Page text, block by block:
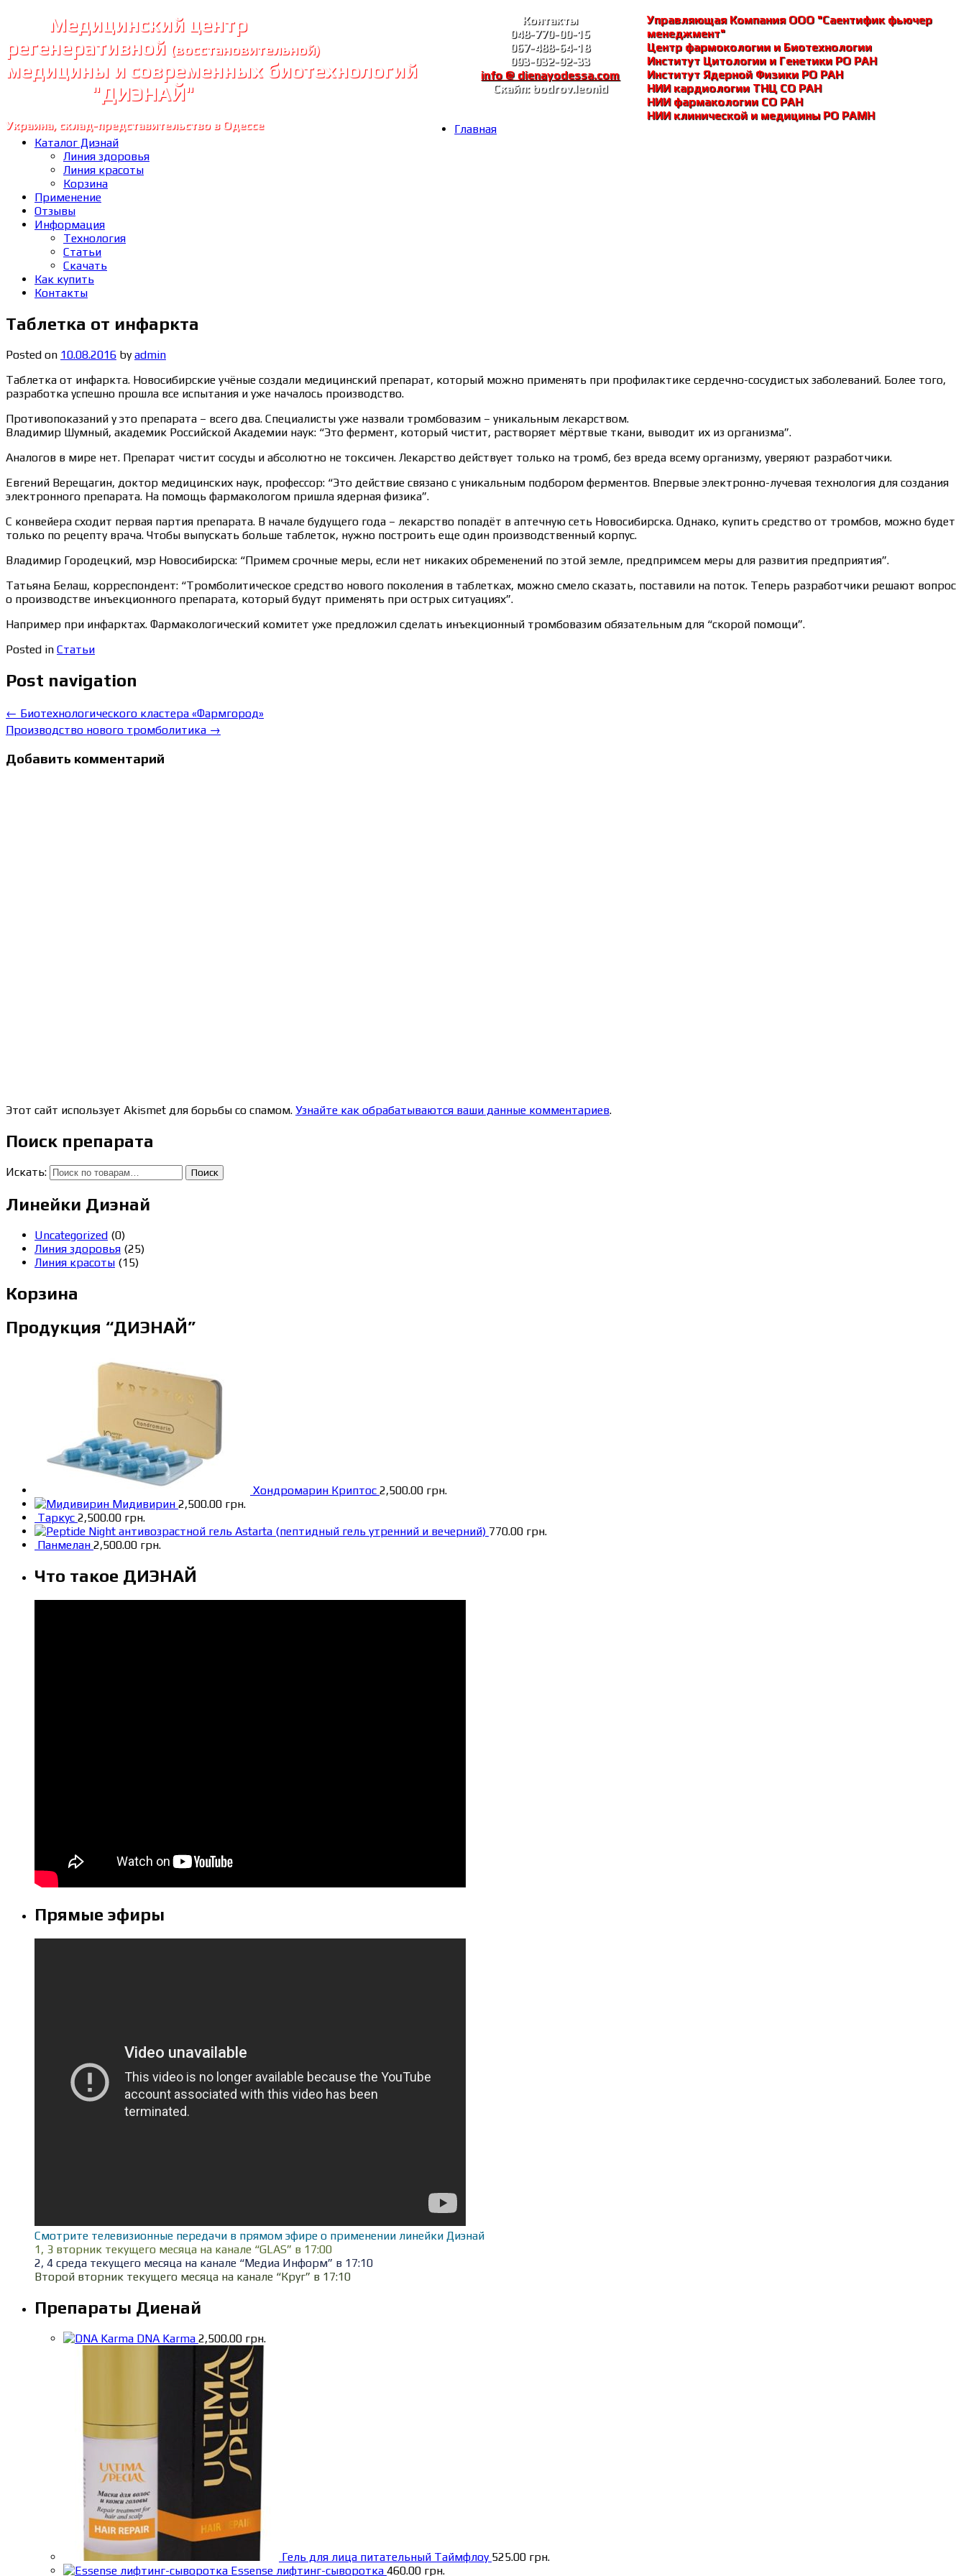
Медицинский центр
регенеративной (восстановительной)
медицины и современных биотехнологий
"ДИЭНАЙ"
Украина, склад-представительство в Одессе
Контакты
048-770-00-15
067-488-64-18
093-032-92-33
info @ dienayodessa.com
Скайп: bodrov.leonid
Управляющая Компания ООО "Саентифик фьючер
менеджмент"
Центр фармокологии и Биотехнологии
Институт Цитологии и Генетики РО РАH
Институт Ядерной Физики РО РАH
НИИ кардиологии ТНЦ СО РАH
НИИ фармакологии СО РАH
НИИ клинической и медицины РО РАМH
Главная
Каталог Диэнай
Линия здоровья
Линия красоты
Корзина
Применение
Отзывы
Информация
Технология
Статьи
Скачать
Как купить
Контакты
Таблетка от инфаркта
Posted on 10.08.2016 byadmin
Таблетка от инфаркта. Новосибирские учёные создали медицинский препарат, который можно применять при профилактике сердечно-сосудистых заболеваний. Более того,
разработка успешно прошла все испытания и уже началось производство.
Противопоказаний у это препарата – всего два. Специалисты уже назвали тромбовазим – уникальным лекарством.
Владимир Шумный, академик Российской Академии наук: “Это фермент, который чистит, растворяет мёртвые ткани, выводит их из организма”.
Аналогов в мире нет. Препарат чистит сосуды и абсолютно не токсичен. Лекарство действует только на тромб, без вреда всему организму, уверяют разработчики.
Евгений Верещагин, доктор медицинских наук, профессор: “Это действие связано с уникальным подбором ферментов. Впервые электронно-лучевая технология для создания
электронного препарата. На помощь фармакологом пришла ядерная физика”.
С конвейера сходит первая партия препарата. В начале будущего года – лекарство попадёт в аптечную сеть Новосибирска. Однако, купить средство от тромбов, можно будет
только по рецепту врача. Чтобы выпускать больше таблеток, нужно построить еще один производственный корпус.
Владимир Городецкий, мэр Новосибирска: “Примем срочные меры, если нет никаких обременений по этой земле, предпримсем меры для развития предприятия”.
Татьяна Белаш, корреспондент: “Тромболитическое средство нового поколения в таблетках, можно смело сказать, поставили на поток. Теперь разработчики решают вопрос
о производстве инъекционного препарата, который будут применять при острых ситуациях”.
Например при инфарктах. Фармакологический комитет уже предложил сделать инъекционный тромбовазим обязательным для “скорой помощи”.
Posted in Статьи
Post navigation
← Биотехнологического кластера «Фармгород»
Производство нового тромболитика →
Добавить комментарий
Этот сайт использует Akismet для борьбы со спамом. Узнайте как обрабатываются ваши данные комментариев.
Поиск препарата
Искать: Поиск
Линейки Диэнай
Uncategorized (0)
Линия здоровья (25)
Линия красоты (15)
Корзина
Продукция “ДИЭНАЙ”
Хондромарин Криптос 2,500.00 грн.
Мидивирин 2,500.00 грн.
Таркус 2,500.00 грн.
Astarta (пептидный гель утренний и вечерний) 770.00 грн.
Панмелан 2,500.00 грн.
Что такое ДИЭНАЙ
Прямые эфиры
Смотрите телевизионные передачи в прямом эфире о применении линейки Диэнай
1, 3 вторник текущего месяца на канале “GLAS” в 17:00
2, 4 среда текущего месяца на канале “Медиа Информ” в 17:10
Второй вторник текущего месяца на канале “Круг” в 17:10
Препараты Диенай
DNA Karma 2,500.00 грн.
Гель для лица питательный Таймфлоу 525.00 грн.
Essense лифтинг-сыворотка 460.00 грн.